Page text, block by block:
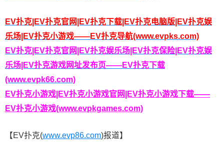
EV扑克|EV扑克官网|EV扑克下载|EV扑克电脑版|EV扑克娱
乐场|EV扑克小游戏——EV扑克导航(www.evpks.com)
EV扑克|EV扑克官网|EV扑克娱乐场|EV扑克保险|EV扑克娱
乐场|EV扑克游戏网址发布页——EV扑克下载
(www.evpk66.com)
EV扑克小游戏|EV扑克小游戏官网|EV扑克小游戏下载——
EV扑克小游戏(www.evpkgames.com)
【EV扑克(www.evp86.com)报道】